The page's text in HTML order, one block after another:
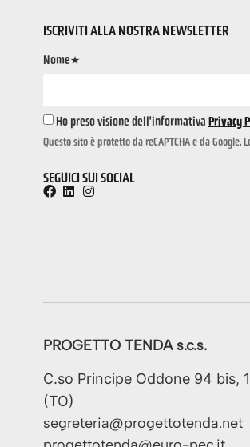
ISCRIVITI ALLA NOSTRA NEWSLETTER
Nome*
Ho preso visione dell'informativa Privacy
Questo sito è protetto da reCAPTCHA e da Google.
SEGUICI SUI SOCIAL
PROGETTO TENDA s.c.s.
C.so Principe Oddone 94 bis,
(TO)
segreteria@progettotenda.net